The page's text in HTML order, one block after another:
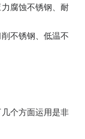
腐蚀不锈钢、耐
不锈钢、低温不
个方面运用是非